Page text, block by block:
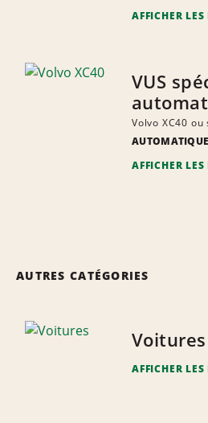
AFFICHER
VUS
Volvo XC40
AUTOMATIQUE
AFFICHER
AUTRES CATÉGORIES
Voitures
AFFICHER